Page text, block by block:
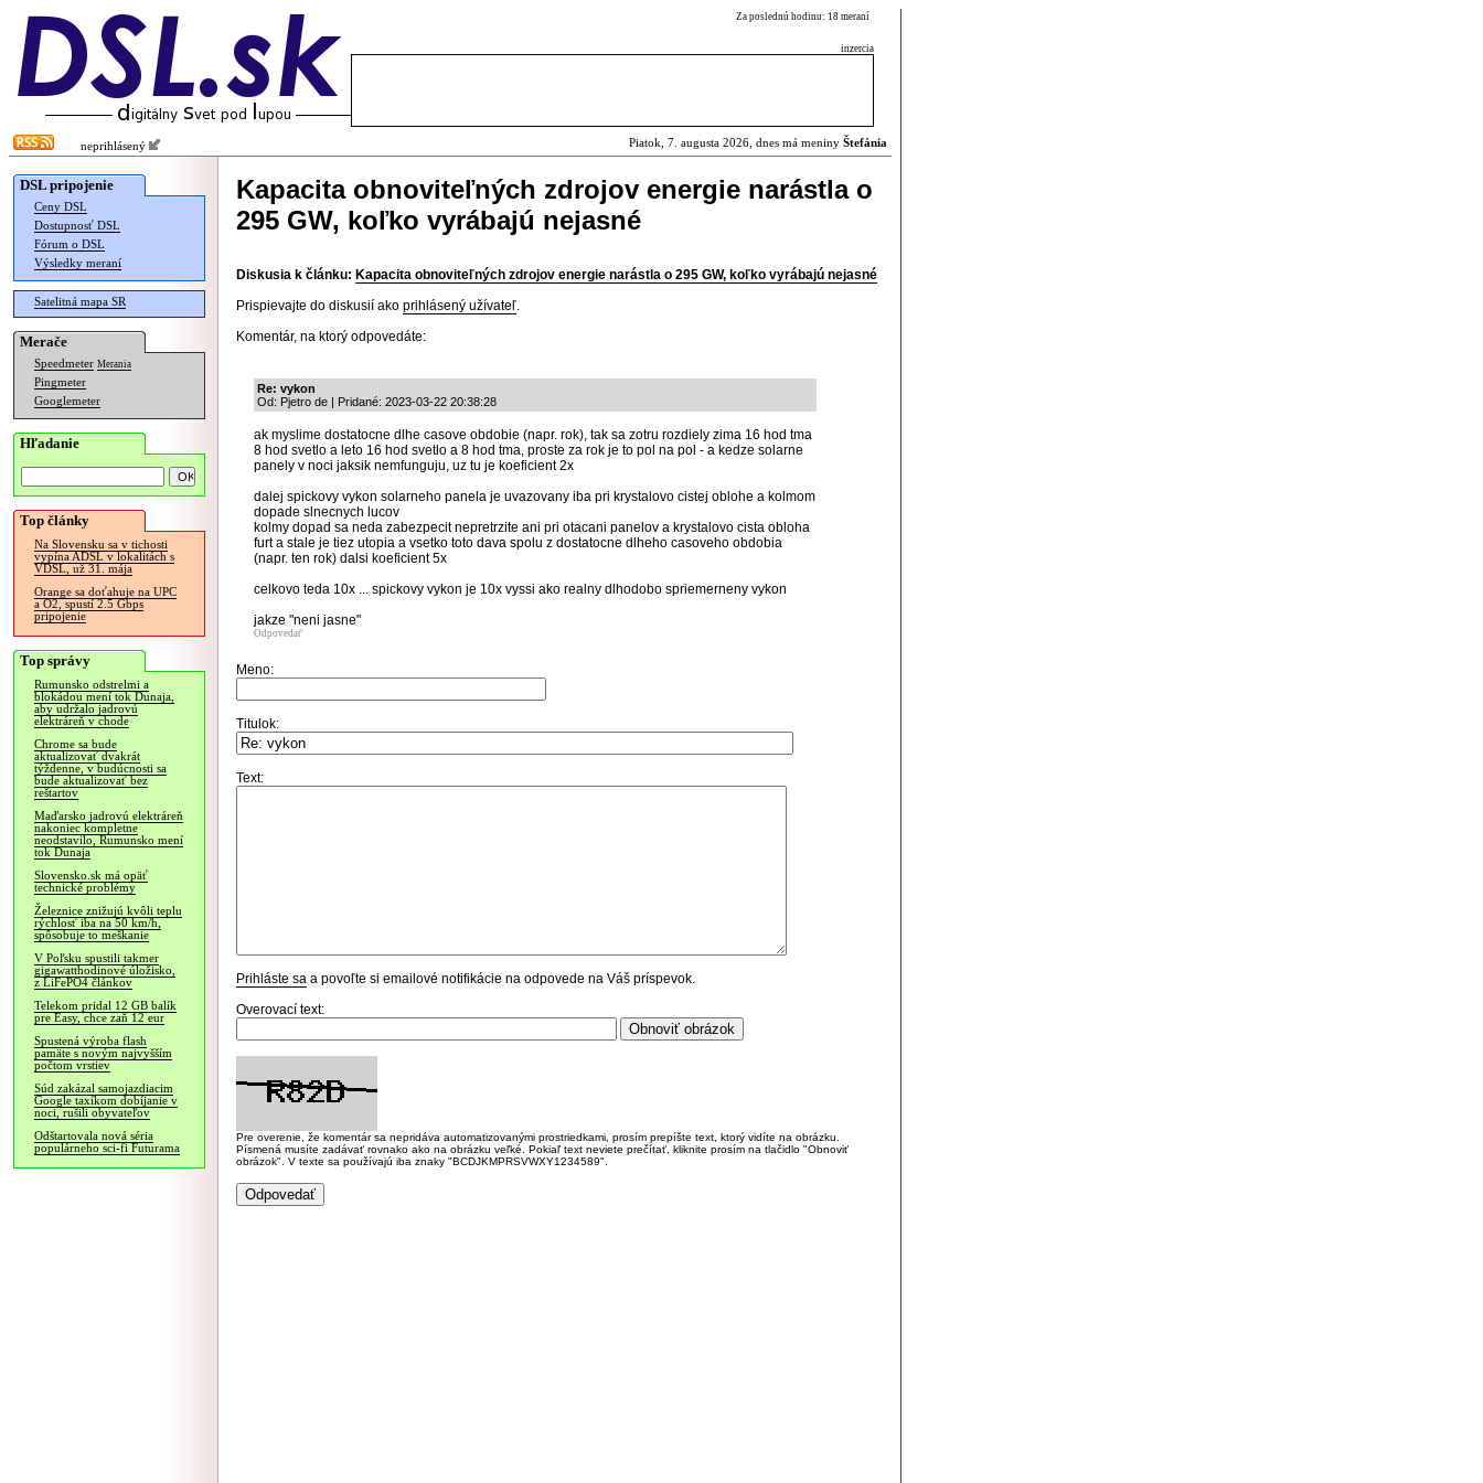
Za poslednú hodinu: 18 meraní
inzercia
neprihlásený Piatok, 7. augusta 2026, dnes má meniny Štefánia
DSL pripojenie
Ceny DSL
Dostupnosť DSL
Fórum o DSL
Výsledky meraní
Satelitná mapa SR
Merače
Speedmeter Merania
Pingmeter
Googlemeter
Hľadanie
Top články
Na Slovensku sa v tichosti
vypína ADSL v lokalitách s
VDSL, už 31. mája
Orange sa doťahuje na UPC
a O2, spustí 2.5 Gbps
pripojenie
Top správy
Rumunsko odstrelmi a
blokádou mení tok Dunaja,
aby udržalo jadrovú
elektráreň v chode
Chrome sa bude
aktualizovať dvakrát
týždenne, v budúcnosti sa
bude aktualizovať bez
reštartov
Maďarsko jadrovú elektráreň
nakoniec kompletne
neodstavilo, Rumunsko mení
tok Dunaja
Slovensko.sk má opäť
technické problémy
Železnice znižujú kvôli teplu
rýchlosť iba na 50 km/h,
spôsobuje to meškanie
V Poľsku spustili takmer
gigawatthodinové úložisko,
z LiFePO4 článkov
Telekom pridal 12 GB balík
pre Easy, chce zaň 12 eur
Spustená výroba flash
pamäte s novým najvyšším
počtom vrstiev
Súd zakázal samojazdiacim
Google taxíkom dobíjanie v
noci, rušili obyvateľov
Odštartovala nová séria
populárneho sci-fi Futurama
Kapacita obnoviteľných zdrojov energie narástla o
295 GW, koľko vyrábajú nejasné
Diskusia k článku: Kapacita obnoviteľných zdrojov energie narástla o 295 GW, koľko vyrábajú nejasné
Prispievajte do diskusií ako prihlásený užívateľ.
Komentár, na ktorý odpovedáte:
Re: vykon
Od: Pjetro de | Pridané: 2023-03-22 20:38:28
ak myslime dostatocne dlhe casove obdobie (napr. rok), tak sa zotru rozdiely zima 16 hod tma
8 hod svetlo a leto 16 hod svetlo a 8 hod tma, proste za rok je to pol na pol - a kedze solarne
panely v noci jaksik nemfunguju, uz tu je koeficient 2x
dalej spickovy vykon solarneho panela je uvazovany iba pri krystalovo cistej oblohe a kolmom
dopade slnecnych lucov
kolmy dopad sa neda zabezpecit nepretrzite ani pri otacani panelov a krystalovo cista obloha
furt a stale je tiez utopia a vsetko toto dava spolu z dostatocne dlheho casoveho obdobia
(napr. ten rok) dalsi koeficient 5x
celkovo teda 10x ... spickovy vykon je 10x vyssi ako realny dlhodobo spriemerneny vykon
jakze "neni jasne"
Odpovedať
Meno:
Titulok:
Text:
Prihláste sa a povoľte si emailové notifikácie na odpovede na Váš príspevok.
Overovací text:
Pre overenie, že komentár sa nepridáva automatizovanými prostriedkami, prosím prepíšte text, ktorý vidíte na obrázku.
Písmená musíte zadávať rovnako ako na obrázku veľké. Pokiaľ text neviete prečítať, kliknite prosím na tlačidlo "Obnoviť
obrázok". V texte sa používajú iba znaky "BCDJKMPRSVWXY1234589".